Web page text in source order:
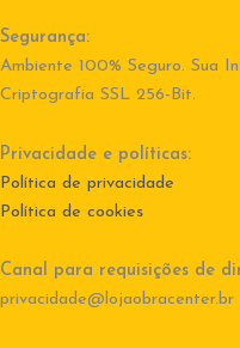
Segurança:
Ambiente 100% Seguro. Sua
Criptografia SSL 256-Bit.
Privacidade e políticas:
Política de privacidade
Política de cookies
Canal para requisições de
privacidade@lojaobracenter.br